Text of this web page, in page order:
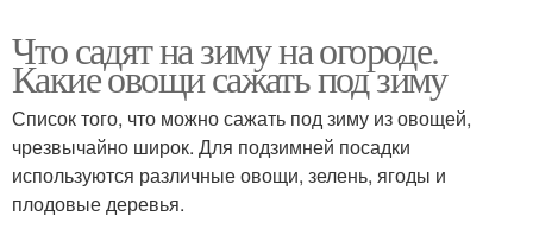
Что садят на зиму на огороде.
Какие овощи сажать под зиму
Список того, что можно сажать под зиму из овощей,
чрезвычайно широк. Для подзимней посадки
используются различные овощи, зелень, ягоды и
плодовые деревья.